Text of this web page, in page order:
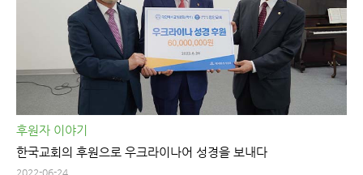
후원자 이야기
한국교회의 후원으로 우크라이나어 성경을 보내다